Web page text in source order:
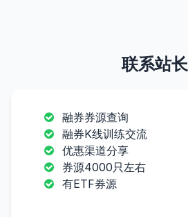
联系站长
融券券源查询
融券K线训练交流
优惠渠道分享
券源4000只左右
有ETF券源